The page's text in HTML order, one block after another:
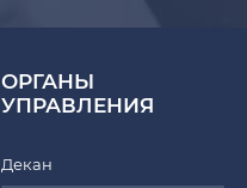
ОРГАНЫ
УПРАВЛЕНИЯ
Декан